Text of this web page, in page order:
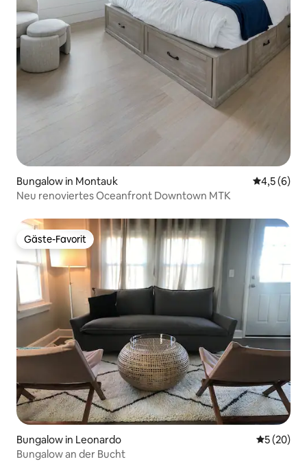
Bungalow in Montauk
4,5 (6)
Neu renoviertes Oceanfront Downtown MTK
Gäste-Favorit
Gäste-Favorit
Bungalow in Leonardo
5 (20)
Bungalow an der Bucht